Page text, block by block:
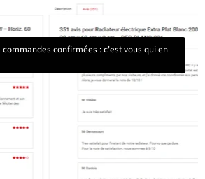
commandes confirmées : c'est vous qui en